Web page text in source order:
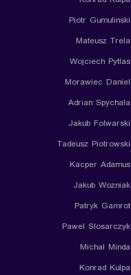
Piotr Gumulinski
Mateusz Trela
Wojciech Pytlas
Morawiec Daniel
Adrian Spychala
Jakub Folwarski
Tadeusz Piotrowski
Kacper Adamus
Jakub Wozniak
Patryk Gamrot
Pawel Slosarczyk
Michal Minda
Konrad Kulpa